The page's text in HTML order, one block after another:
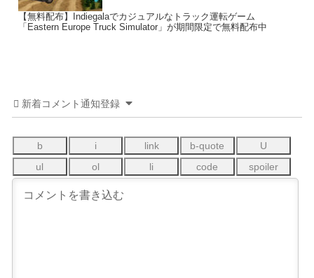
【無料配布】Indiegalaでカジュアルなトラック運転ゲーム
「Eastern Europe Truck Simulator」が期間限定で無料配布中
新着コメント通知登録